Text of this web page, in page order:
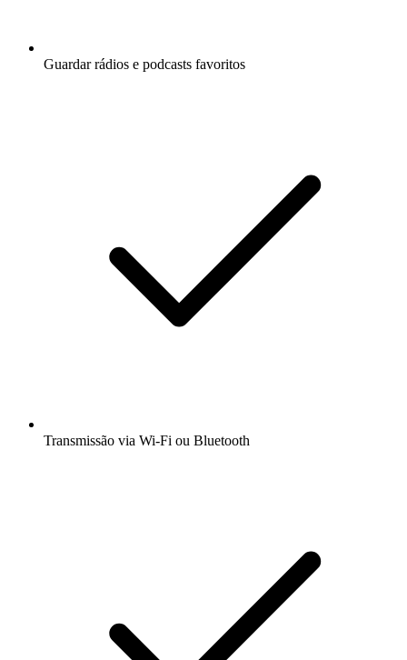
Guardar rádios e podcasts favoritos
Transmissão via Wi-Fi ou Bluetooth